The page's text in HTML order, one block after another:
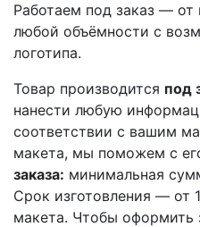
Работаем под заказ — от
любой объёмности с
логотипа.
Товар производится под
нанести любую
соответствии с вашим
макета, мы поможем с
заказа: минимальная
Срок изготовления — от
макета. Чтобы оформить